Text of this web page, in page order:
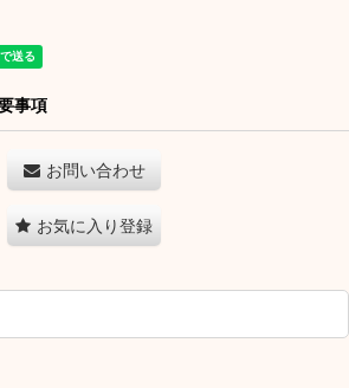
事項
お問い合わせ
お気に入り登録